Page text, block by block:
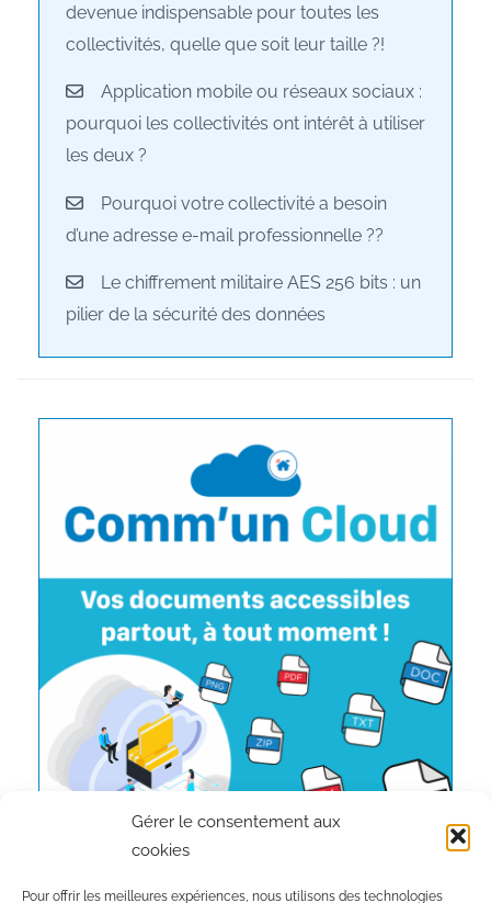
Gérer le consentement aux
cookies
Pour offrir les meilleures expériences, nous utilisons des technologies
devenue indispensable pour toutes les
collectivités, quelle que soit leur taille ?!
Application mobile ou réseaux sociaux :
pourquoi les collectivités ont intérêt à utiliser
les deux ?
Pourquoi votre collectivité a besoin
d’une adresse e-mail professionnelle ??
Le chiffrement militaire AES 256 bits : un
pilier de la sécurité des données